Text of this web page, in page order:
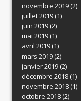
novembre 2019(2)
juillet 2019(1)
juin 2019(2)
mai 2019(1)
avril 2019(1)
mars 2019(2)
janvier 2019(2)
décembre 2018(1)
novembre 2018(1)
octobre 2018(2)